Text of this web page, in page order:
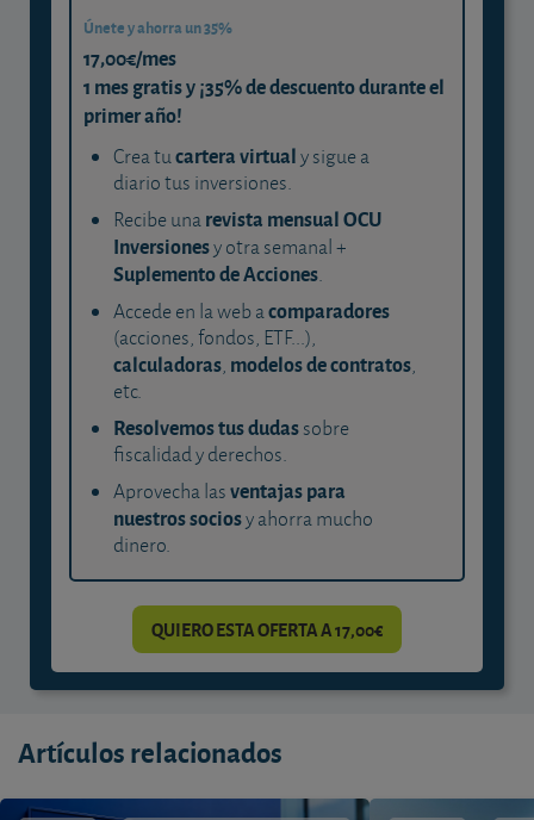
Únete y ahorra un 35%
17,00€/mes
1 mes gratis y ¡35% de descuento durante el
primer año!
Crea tucartera virtualy sigue a
diario tus inversiones.
Recibe unarevista mensual OCU
Inversionesy otra semanal +
Suplemento de Acciones.
Accede en la web acomparadores
(acciones, fondos, ETF...),
calculadoras, modelos de contratos,
etc.
Resolvemos tus dudassobre
fiscalidad y derechos.
Aprovecha lasventajas para
nuestros sociosy ahorra mucho
dinero.
QUIERO ESTA OFERTA A 17,00€
Artículos relacionados